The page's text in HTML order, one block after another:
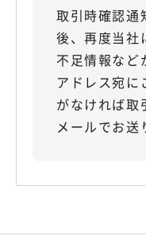
取引時確認通
後、再度当社
不足情報など
アドレス宛に
がなければ取
メールでお送